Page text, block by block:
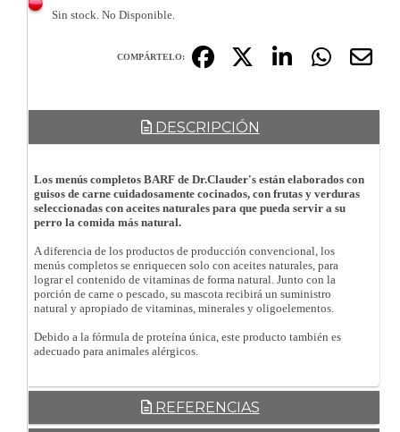
Sin stock. No Disponible.
COMPÁRTELO:
DESCRIPCIÓN
Los menús completos BARF de Dr.Clauder's están elaborados con
guisos de carne cuidadosamente cocinados, con frutas y verduras
seleccionadas con aceites naturales para que pueda servir a su
perro la comida más natural.
A diferencia de los productos de producción convencional, los
menús completos se enriquecen solo con aceites naturales, para
lograr el contenido de vitaminas de forma natural. Junto con la
porción de carne o pescado, su mascota recibirá un suministro
natural y apropiado de vitaminas, minerales y oligoelementos.
Debido a la fórmula de proteína única, este producto también es
adecuado para animales alérgicos.
REFERENCIAS